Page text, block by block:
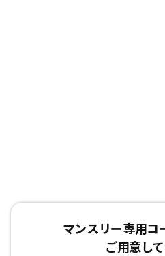
マンスリー専用コ
ご用意し